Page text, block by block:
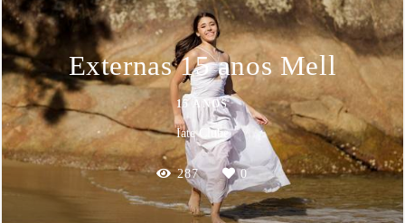
Externas 15 anos Mell
15 ANOS
Iate Clube
287 0